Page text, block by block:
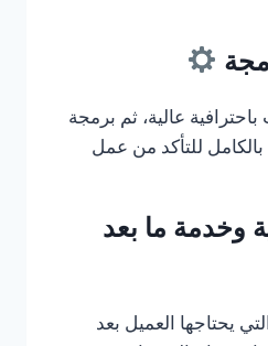
عالية، ثم برمجة
للتأكد من عمل
وخدمة ما بعد
يحتاجها العميل بعد